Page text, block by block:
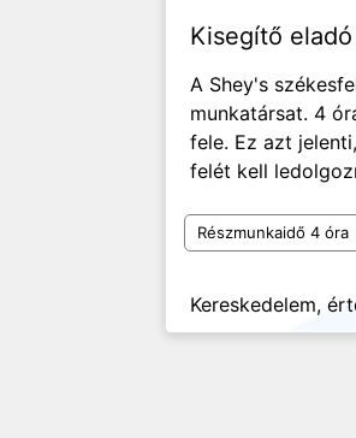
Kisegítő
A Shey's
munkatársat. 4
fele. Ez azt
felét kell
Részmunkaidő 4 óra
Kereskedelem,